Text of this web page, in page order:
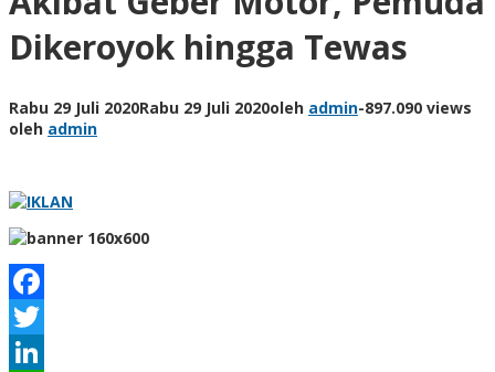
Dikeroyok hingga Tewas
Rabu 29 Juli 2020Rabu 29 Juli 2020oleh admin-897.090 views
oleh admin
Facebook
Twitter